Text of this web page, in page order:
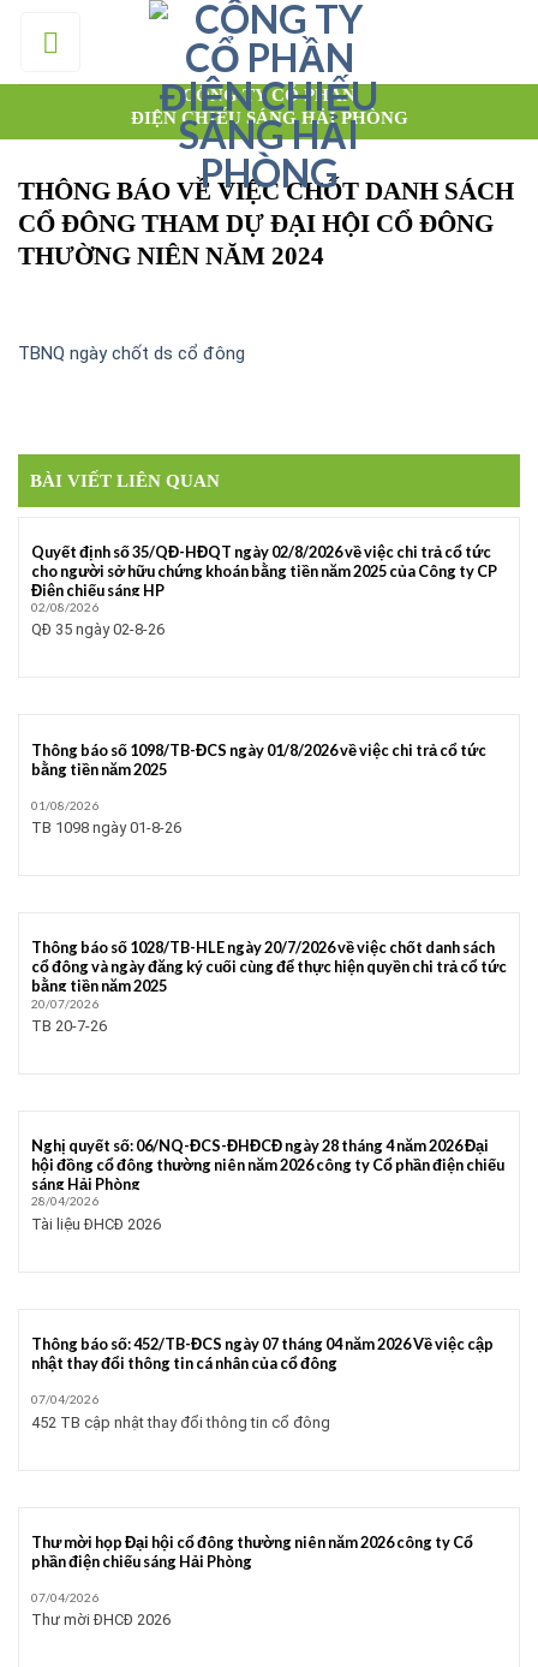
CÔNG TY CỔ PHẦN
ĐIỆN CHIẾU SÁNG HẢI PHÒNG
THÔNG BÁO VỀ VIỆC CHỐT DANH SÁCH
CỔ ĐÔNG THAM DỰ ĐẠI HỘI CỔ ĐÔNG
THƯỜNG NIÊN NĂM 2024
TBNQ ngày chốt ds cổ đông
BÀI VIẾT LIÊN QUAN
Quyết định số 35/QĐ-HĐQT ngày 02/8/2026 về việc chi trả cổ tức
cho người sở hữu chứng khoán bằng tiền năm 2025 của Công ty CP
Điện chiếu sáng HP
02/08/2026
QĐ 35 ngày 02-8-26
Thông báo số 1098/TB-ĐCS ngày 01/8/2026 về việc chi trả cổ tức
bằng tiền năm 2025
01/08/2026
TB 1098 ngày 01-8-26
Thông báo số 1028/TB-HLE ngày 20/7/2026 về việc chốt danh sách
cổ đông và ngày đăng ký cuối cùng để thực hiện quyền chi trả cổ tức
bằng tiền năm 2025
20/07/2026
TB 20-7-26
Nghị quyết số: 06/NQ-ĐCS-ĐHĐCĐ ngày 28 tháng 4 năm 2026 Đại
hội đồng cổ đông thường niên năm 2026 công ty Cổ phần điện chiếu
sáng Hải Phòng
28/04/2026
Tài liệu ĐHCĐ 2026
Thông báo số: 452/TB-ĐCS ngày 07 tháng 04 năm 2026 Về việc cập
nhật thay đổi thông tin cá nhân của cổ đông
07/04/2026
452 TB cập nhật thay đổi thông tin cổ đông
Thư mời họp Đại hội cổ đông thường niên năm 2026 công ty Cổ
phần điện chiếu sáng Hải Phòng
07/04/2026
Thư mời ĐHCĐ 2026